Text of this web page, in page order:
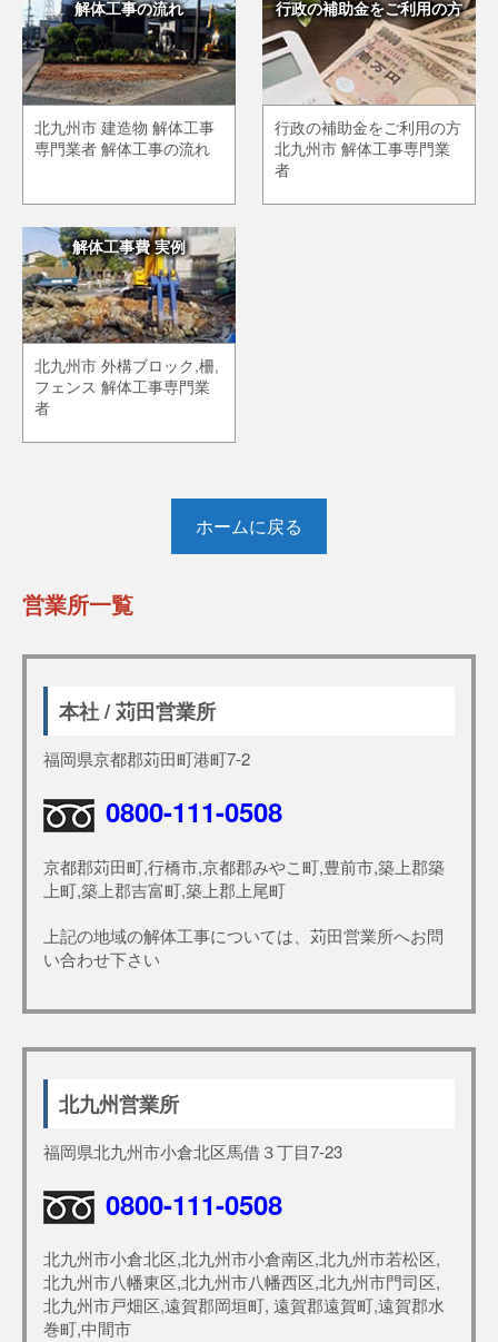
解体工事の流れ
北九州市 建造物 解体工事
専門業者 解体工事の流れ
行政の補助金をご利用の方
行政の補助金をご利用の方
北九州市 解体工事専門業
者
解体工事費 実例
北九州市 外構ブロック,柵,
フェンス 解体工事専門業
者
ホームに戻る
営業所一覧
本社 / 苅田営業所
福岡県京都郡苅田町港町7-2
0800-111-0508
京都郡苅田町,行橋市,京都郡みやこ町,豊前市,築上郡築
上町,築上郡吉富町,築上郡上尾町
上記の地域の解体工事については、苅田営業所へお問
い合わせ下さい
北九州営業所
福岡県北九州市小倉北区馬借３丁目7-23
0800-111-0508
北九州市小倉北区,北九州市小倉南区,北九州市若松区,
北九州市八幡東区,北九州市八幡西区,北九州市門司区,
北九州市戸畑区,遠賀郡岡垣町, 遠賀郡遠賀町,遠賀郡水
巻町,中間市